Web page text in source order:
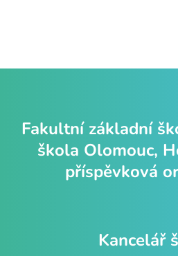
Fakultní základní
škola Olomouc,
příspěvková
Kancelář